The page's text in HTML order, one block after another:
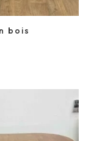
bois